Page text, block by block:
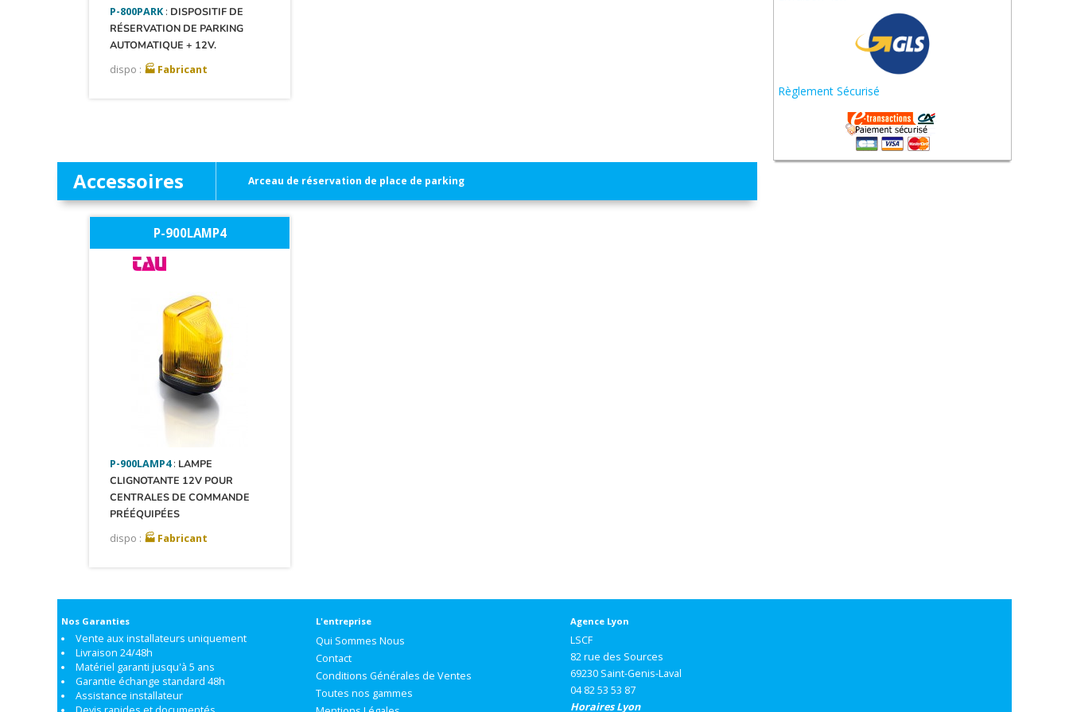
P-800PARK : DISPOSITIF DE
RÉSERVATION DE PARKING
AUTOMATIQUE + 12V.
dispo : 🏭 Fabricant
Accessoires Arceau de réservation de place de parking
P-900LAMP4
P-900LAMP4: LAMPE
CLIGNOTANTE 12V POUR
CENTRALES DE COMMANDE
PRÉÉQUIPÉES
dispo : 🏭 Fabricant
Règlement Sécurisé
Nos Garanties
Vente aux installateurs uniquement
Livraison 24/48h
Matériel garanti jusqu'à 5 ans
Garantie échange standard 48h
Assistance installateur
L'entreprise
Qui Sommes Nous
Contact
Conditions Générales de Ventes
Toutes nos gammes
Agence Lyon
LSCF
82 rue des Sources
69230 Saint-Genis-Laval
04 82 53 53 87
Horaires Lyon